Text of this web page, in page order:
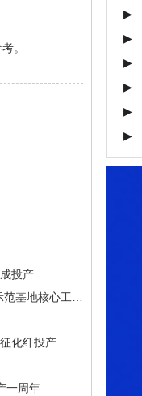
。
投产
化纤投产
一周年